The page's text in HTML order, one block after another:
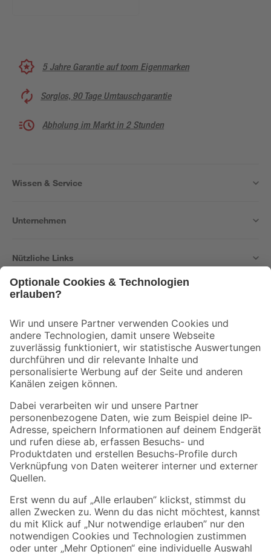
5 Jahre Garantie auf toom Eigenmarken
Sorglos, 90 Tage Umtauschgarantie
Abholung im Markt in 2 Stunden
Wissen & Service
Unternehmen
Nützliche Links
Der toom Newsletter: Keine Angebote und Aktionen mehr verpassen!
Zur Newsletter Anmeldung
Folge uns
Zahlungsarten Versandarten
Sicher einkaufen
Jetzt die toom-App herunterladen